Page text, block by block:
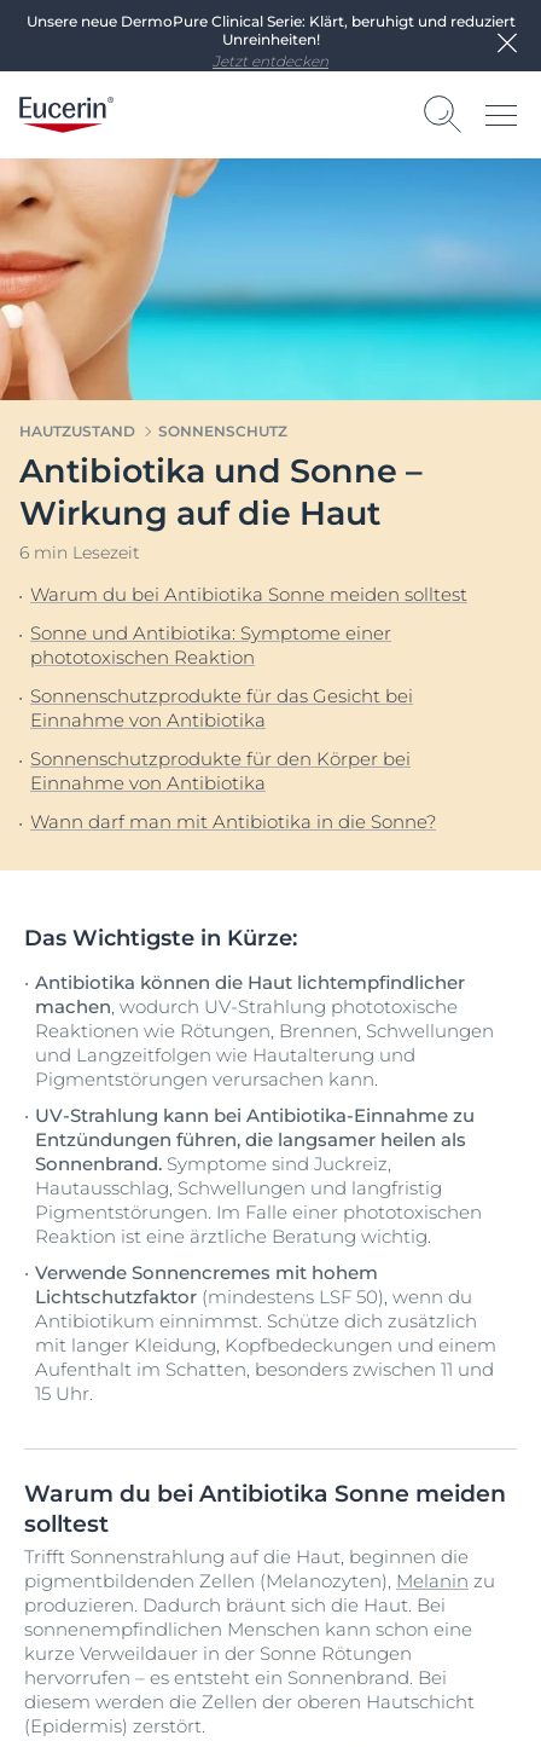
Unsere neue DermoPure Clinical Serie: Klärt, beruhigt und reduziert
Unreinheiten!
Jetzt entdecken
HAUTZUSTAND SONNENSCHUTZ
Antibiotika und Sonne –
Wirkung auf die Haut
6 min Lesezeit
Warum du bei Antibiotika Sonne meiden solltest
Sonne und Antibiotika: Symptome einer
phototoxischen Reaktion
Sonnenschutzprodukte für das Gesicht bei
Einnahme von Antibiotika
Sonnenschutzprodukte für den Körper bei
Einnahme von Antibiotika
Wann darf man mit Antibiotika in die Sonne?
Das Wichtigste in Kürze:
Antibiotika können die Haut lichtempfindlicher
machen, wodurch UV-Strahlung phototoxische
Reaktionen wie Rötungen, Brennen, Schwellungen
und Langzeitfolgen wie Hautalterung und
Pigmentstörungen verursachen kann.
UV-Strahlung kann bei Antibiotika-Einnahme zu
Entzündungen führen, die langsamer heilen als
Sonnenbrand. Symptome sind Juckreiz,
Hautausschlag, Schwellungen und langfristig
Pigmentstörungen. Im Falle einer phototoxischen
Reaktion ist eine ärztliche Beratung wichtig.
Verwende Sonnencremes mit hohem
Lichtschutzfaktor (mindestens LSF 50), wenn du
Antibiotikum einnimmst. Schütze dich zusätzlich
mit langer Kleidung, Kopfbedeckungen und einem
Aufenthalt im Schatten, besonders zwischen 11 und
15 Uhr.
Warum du bei Antibiotika Sonne meiden
solltest
Trifft Sonnenstrahlung auf die Haut, beginnen die
pigmentbildenden Zellen (Melanozyten), Melanin zu
produzieren. Dadurch bräunt sich die Haut. Bei
sonnenempfindlichen Menschen kann schon eine
kurze Verweildauer in der Sonne Rötungen
hervorrufen – es entsteht ein Sonnenbrand. Bei
diesem werden die Zellen der oberen Hautschicht
(Epidermis) zerstört.